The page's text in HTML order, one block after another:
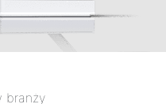
branży